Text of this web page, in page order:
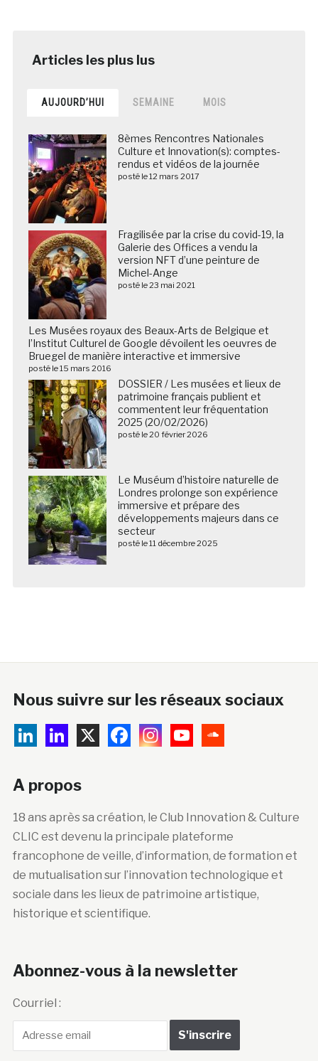
AUJOURD’HUI SEMAINE MOIS
8èmes Rencontres Nationales
Culture et Innovation(s): comptes-
rendus et vidéos de la journée
posté le 12 mars 2017
Fragilisée par la crise du covid-19, la
Galerie des Offices a vendu la
version NFT d’une peinture de
Michel-Ange
posté le 23 mai 2021
Les Musées royaux des Beaux-Arts de Belgique et
l’Institut Culturel de Google dévoilent les oeuvres de
Bruegel de manière interactive et immersive
posté le 15 mars 2016
DOSSIER / Les musées et lieux de
patrimoine français publient et
commentent leur fréquentation
2025 (20/02/2026)
posté le 20 février 2026
Le Muséum d’histoire naturelle de
Londres prolonge son expérience
immersive et prépare des
développements majeurs dans ce
secteur
posté le 11 décembre 2025
Nous suivre sur les réseaux sociaux
A propos
18 ans après sa création, le Club Innovation & Culture
CLIC est devenu la principale plateforme
francophone de veille, d’information, de formation et
de mutualisation sur l’innovation technologique et
sociale dans les lieux de patrimoine artistique,
historique et scientifique.
Abonnez-vous à la newsletter
Courriel :